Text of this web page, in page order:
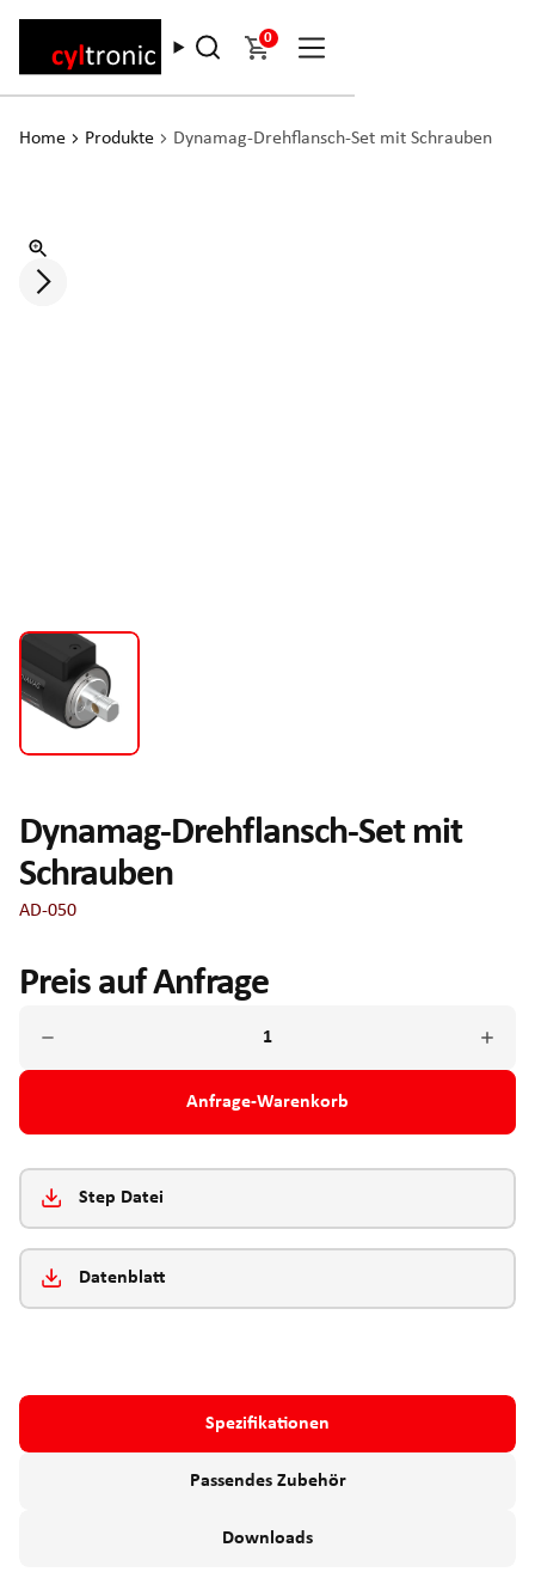
0
Home Produkte Dynamag-Drehflansch-Set mit Schrauben
Dynamag-Drehflansch-Set mit
Schrauben
AD-050
Preis auf Anfrage
Anfrage-Warenkorb
Step Datei
Datenblatt
Spezifikationen
Passendes Zubehör
Downloads